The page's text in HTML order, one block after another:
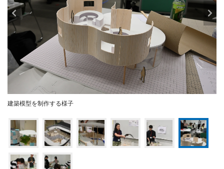
建築模型を制作する様子